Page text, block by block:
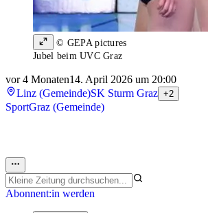
© GEPA pictures
Jubel beim UVC Graz
vor 4 Monaten14. April 2026 um 20:00
Linz (Gemeinde)SK Sturm Graz +2
SportGraz (Gemeinde)
Abonnent:in werden